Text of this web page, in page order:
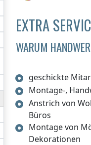
EXTRA
WARUM
geschickte
Montage-,
Anstrich von
Büros
Montage von
Dekorationen